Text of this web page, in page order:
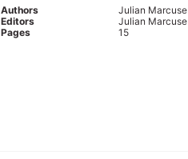
Authors
Julian Marcuse
Editors
Julian Marcuse
Pages
15